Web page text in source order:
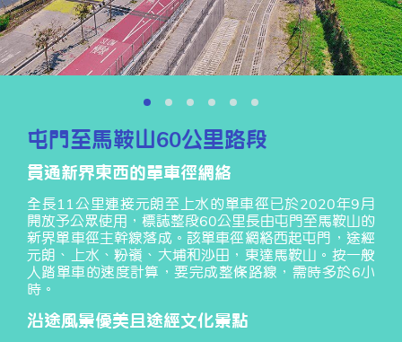
屯門至馬鞍山60公里路段
貫通新界東西的單車徑網絡
全長11公里連接元朗至上水的單車徑已於2020年9月
開放予公眾使用，標誌整段60公里長由屯門至馬鞍山的
新界單車徑主幹線落成。該單車徑網絡西起屯門，途經
元朗、上水、粉嶺、大埔和沙田，東達馬鞍山。按一般
人踏單車的速度計算，要完成整條路線，需時多於6小
時。
沿途風景優美且途經文化景點